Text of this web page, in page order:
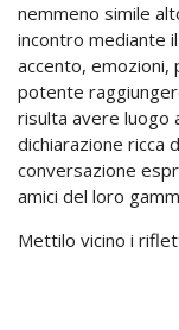
nemmeno simile
incontro mediante
accento, emozioni,
potente
risulta avere luogo
dichiarazione ricca
conversazione
amici del loro
Mettilo vicino i